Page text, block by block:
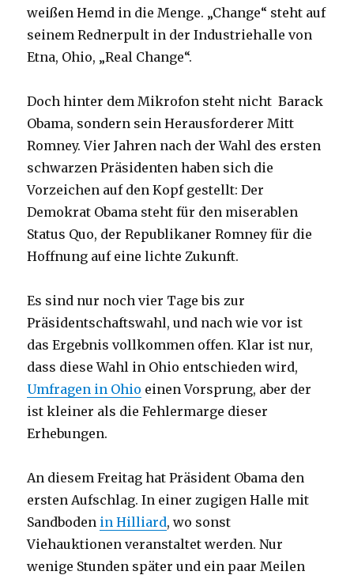
weißen Hemd in die Menge. „Change“ steht auf
seinem Rednerpult in der Industriehalle von
Etna, Ohio, „Real Change“.
Doch hinter dem Mikrofon steht nicht Barack
Obama, sondern sein Herausforderer Mitt
Romney. Vier Jahren nach der Wahl des ersten
schwarzen Präsidenten haben sich die
Vorzeichen auf den Kopf gestellt: Der
Demokrat Obama steht für den miserablen
Status Quo, der Republikaner Romney für die
Hoffnung auf eine lichte Zukunft.
Es sind nur noch vier Tage bis zur
Präsidentschaftswahl, und nach wie vor ist
das Ergebnis vollkommen offen. Klar ist nur,
dass diese Wahl in Ohio entschieden wird,
Umfragen in Ohio einen Vorsprung, aber der
ist kleiner als die Fehlermarge dieser
Erhebungen.
An diesem Freitag hat Präsident Obama den
ersten Aufschlag. In einer zugigen Halle mit
Sandboden in Hilliard, wo sonst
Viehauktionen veranstaltet werden. Nur
wenige Stunden später und ein paar Meilen